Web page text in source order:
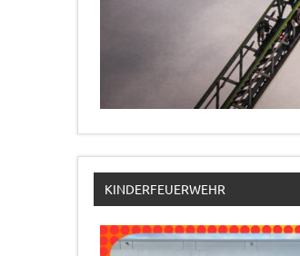
KINDERFEUERWEHR